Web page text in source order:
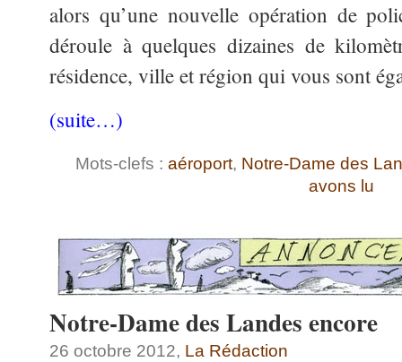
alors qu’une nouvelle opération de
déroule à quelques dizaines de
résidence, ville et région qui vous sont
(suite…)
Mots-clefs : aéroport, Notre-Dame des
avons lu
Notre-Dame des Landes encore
26 octobre 2012, La Rédaction